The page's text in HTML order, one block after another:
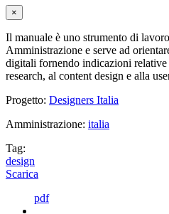
×
Il manuale è uno strumento di
Amministrazione e serve ad
digitali fornendo indicazioni relative
research, al content design e alla
Progetto: Designers Italia
Amministrazione: italia
Tag:
design
Scarica
pdf